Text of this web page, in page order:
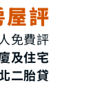
評
免費評
及住宅
二胎貸